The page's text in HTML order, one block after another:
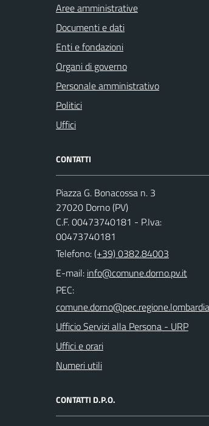
Aree amministrative
Documenti e dati
Enti e fondazioni
Organi di governo
Personale amministrativo
Politici
Uffici
CONTATTI
Piazza G. Bonacossa n. 3
27020 Dorno (PV)
C.F. 00473740181 - P.Iva:
00473740181
Telefono:(+39) 0382.84003
E-mail:
PEC:
Ufficio Servizi alla Persona - URP
Uffici e orari
Numeri utili
CONTATTI D.P.O.